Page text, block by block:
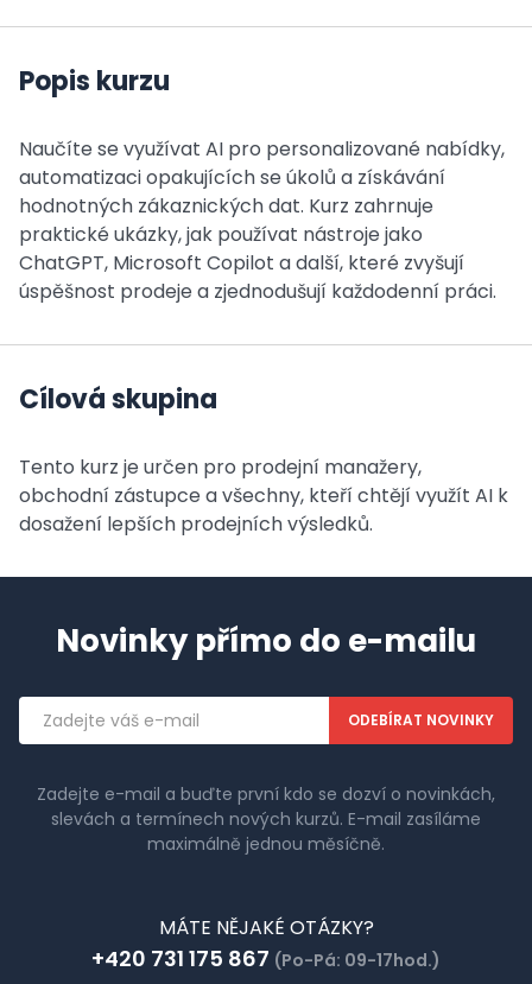
Popis kurzu
Naučíte se využívat AI pro personalizované nabídky,
automatizaci opakujících se úkolů a získávání
hodnotných zákaznických dat. Kurz zahrnuje
praktické ukázky, jak používat nástroje jako
ChatGPT, Microsoft Copilot a další, které zvyšují
úspěšnost prodeje a zjednodušují každodenní práci.
Cílová skupina
Tento kurz je určen pro prodejní manažery,
obchodní zástupce a všechny, kteří chtějí využít AI k
dosažení lepších prodejních výsledků.
Novinky přímo do e-mailu
Emailová
adresa
Zadejte e-mail a buďte první kdo se dozví o novinkách,
slevách a termínech nových kurzů. E-mail zasíláme
maximálně jednou měsíčně.
MÁTE NĚJAKÉ OTÁZKY?
+420 731 175 867 (Po-Pá: 09-17hod.)